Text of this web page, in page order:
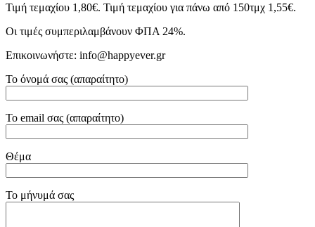
Τιμή τεμαχίου 1,80€. Τιμή τεμαχίου για πάνω από 150τμχ 1,55€.
Οι τιμές συμπεριλαμβάνουν ΦΠΑ 24%.
Επικοινωνήστε: info@happyever.gr
Το όνομά σας (απαραίτητο)
Το email σας (απαραίτητο)
Θέμα
Το μήνυμά σας